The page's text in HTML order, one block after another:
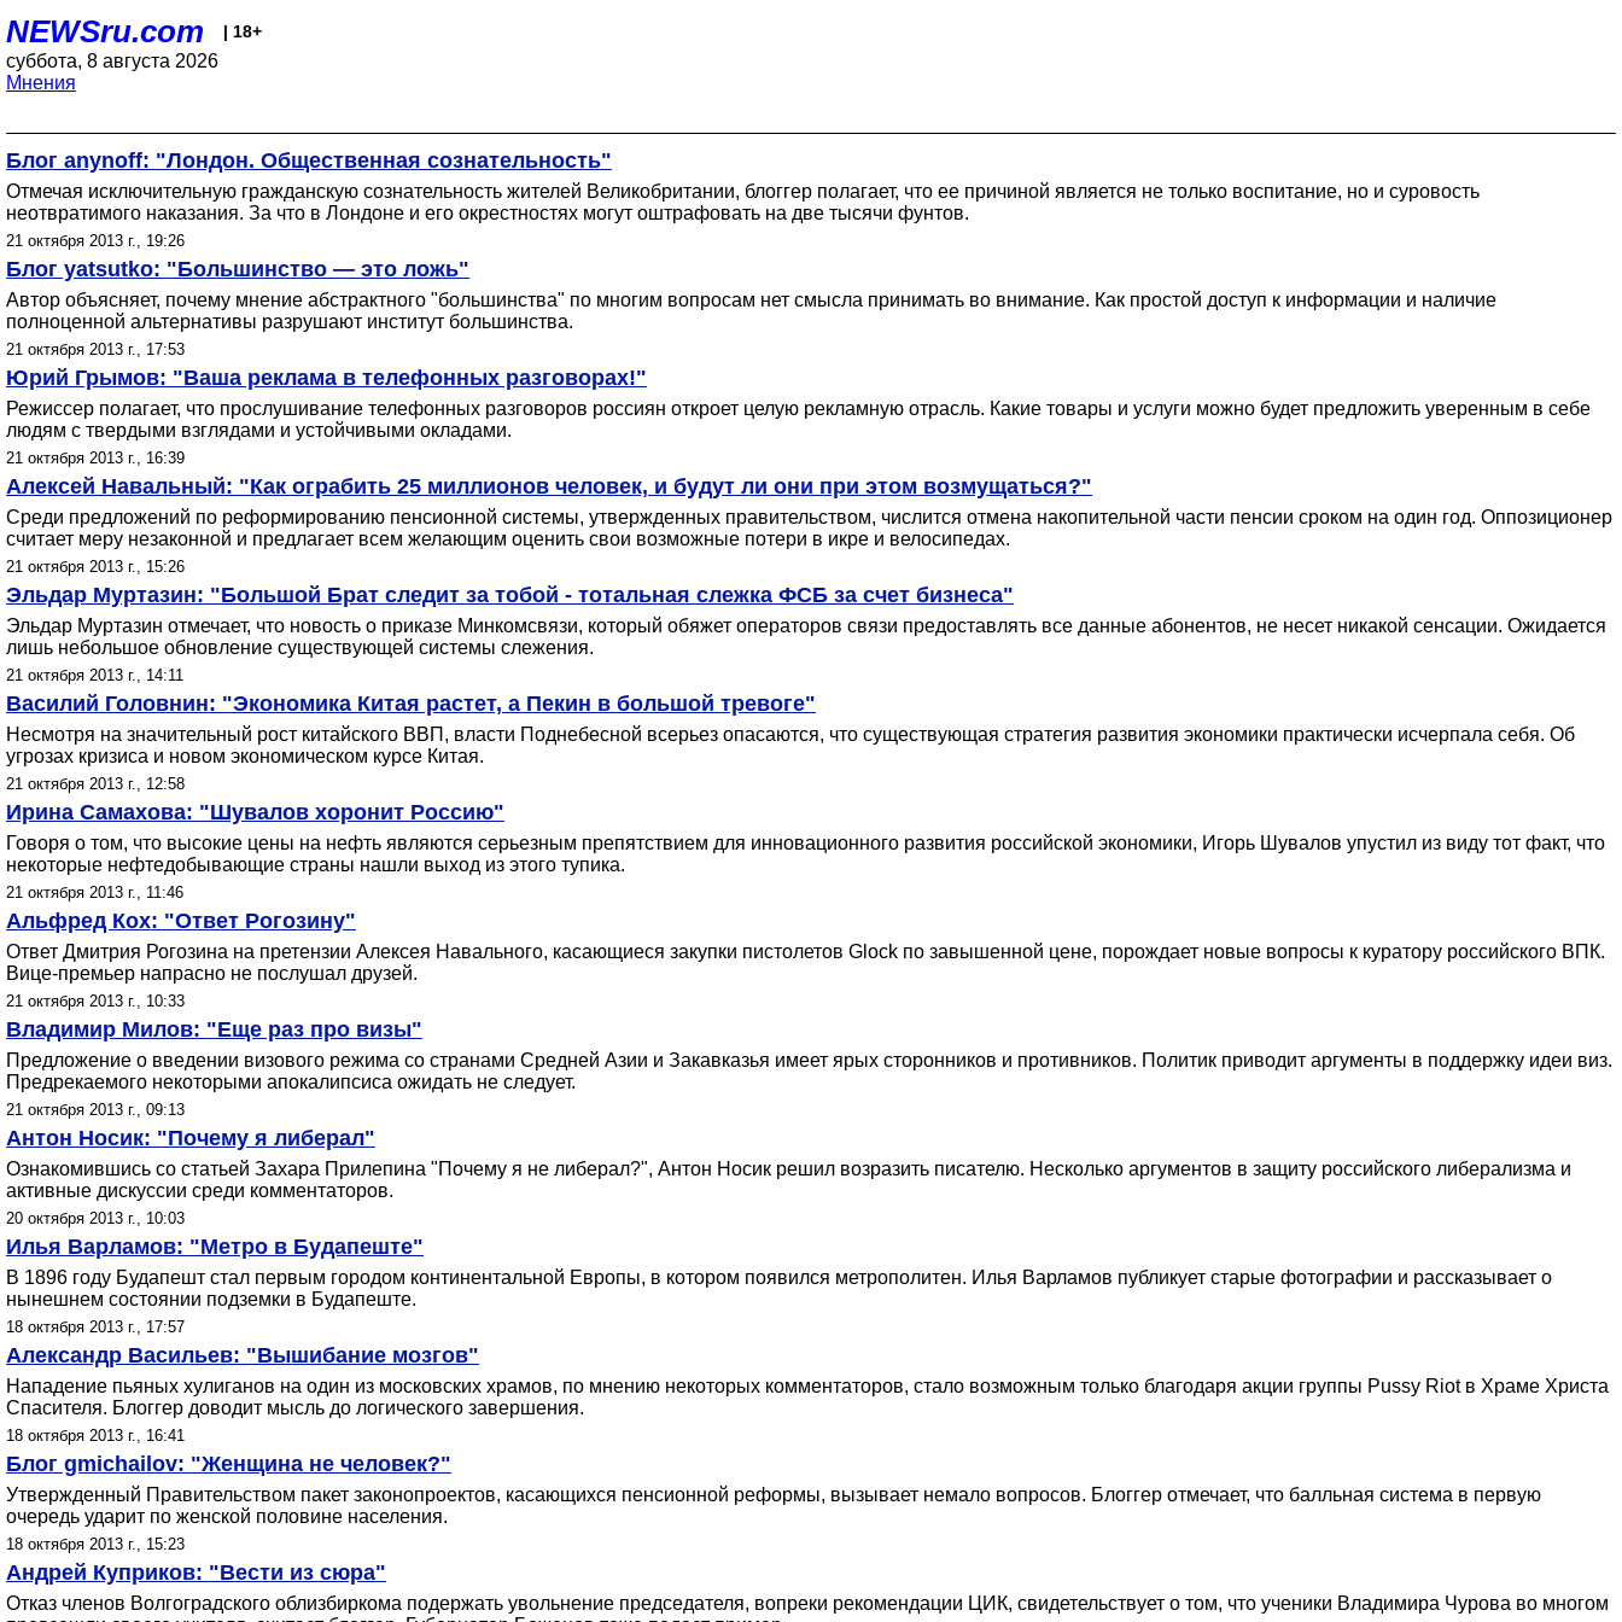
NEWSru.com | 18+
суббота, 8 августа 2026
Мнения
Блог anynoff: "Лондон. Общественная сознательность"
Отмечая исключительную гражданскую сознательность жителей Великобритании, блоггер полагает, что ее причиной является не только воспитание, но и суровость
неотвратимого наказания. За что в Лондоне и его окрестностях могут оштрафовать на две тысячи фунтов.
21 октября 2013 г., 19:26
Блог yatsutko: "Большинство — это ложь"
Автор объясняет, почему мнение абстрактного "большинства" по многим вопросам нет смысла принимать во внимание. Как простой доступ к информации и наличие
полноценной альтернативы разрушают институт большинства.
21 октября 2013 г., 17:53
Юрий Грымов: "Ваша реклама в телефонных разговорах!"
Режиссер полагает, что прослушивание телефонных разговоров россиян откроет целую рекламную отрасль. Какие товары и услуги можно будет предложить уверенным в себе
людям с твердыми взглядами и устойчивыми окладами.
21 октября 2013 г., 16:39
Алексей Навальный: "Как ограбить 25 миллионов человек, и будут ли они при этом возмущаться?"
Среди предложений по реформированию пенсионной системы, утвержденных правительством, числится отмена накопительной части пенсии сроком на один год. Оппозиционер
считает меру незаконной и предлагает всем желающим оценить свои возможные потери в икре и велосипедах.
21 октября 2013 г., 15:26
Эльдар Муртазин: "Большой Брат следит за тобой - тотальная слежка ФСБ за счет бизнеса"
Эльдар Муртазин отмечает, что новость о приказе Минкомсвязи, который обяжет операторов связи предоставлять все данные абонентов, не несет никакой сенсации. Ожидается
лишь небольшое обновление существующей системы слежения.
21 октября 2013 г., 14:11
Василий Головнин: "Экономика Китая растет, а Пекин в большой тревоге"
Несмотря на значительный рост китайского ВВП, власти Поднебесной всерьез опасаются, что существующая стратегия развития экономики практически исчерпала себя. Об
угрозах кризиса и новом экономическом курсе Китая.
21 октября 2013 г., 12:58
Ирина Самахова: "Шувалов хоронит Россию"
Говоря о том, что высокие цены на нефть являются серьезным препятствием для инновационного развития российской экономики, Игорь Шувалов упустил из виду тот факт, что
некоторые нефтедобывающие страны нашли выход из этого тупика.
21 октября 2013 г., 11:46
Альфред Кох: "Ответ Рогозину"
Ответ Дмитрия Рогозина на претензии Алексея Навального, касающиеся закупки пистолетов Glock по завышенной цене, порождает новые вопросы к куратору российского ВПК.
Вице-премьер напрасно не послушал друзей.
21 октября 2013 г., 10:33
Владимир Милов: "Еще раз про визы"
Предложение о введении визового режима со странами Средней Азии и Закавказья имеет ярых сторонников и противников. Политик приводит аргументы в поддержку идеи виз.
Предрекаемого некоторыми апокалипсиса ожидать не следует.
21 октября 2013 г., 09:13
Антон Носик: "Почему я либерал"
Ознакомившись со статьей Захара Прилепина "Почему я не либерал?", Антон Носик решил возразить писателю. Несколько аргументов в защиту российского либерализма и
активные дискуссии среди комментаторов.
20 октября 2013 г., 10:03
Илья Варламов: "Метро в Будапеште"
В 1896 году Будапешт стал первым городом континентальной Европы, в котором появился метрополитен. Илья Варламов публикует старые фотографии и рассказывает о
нынешнем состоянии подземки в Будапеште.
18 октября 2013 г., 17:57
Александр Васильев: "Вышибание мозгов"
Нападение пьяных хулиганов на один из московских храмов, по мнению некоторых комментаторов, стало возможным только благодаря акции группы Pussy Riot в Храме Христа
Спасителя. Блоггер доводит мысль до логического завершения.
18 октября 2013 г., 16:41
Блог gmichailov: "Женщина не человек?"
Утвержденный Правительством пакет законопроектов, касающихся пенсионной реформы, вызывает немало вопросов. Блоггер отмечает, что балльная система в первую
очередь ударит по женской половине населения.
18 октября 2013 г., 15:23
Андрей Куприков: "Вести из сюра"
Отказ членов Волгоградского облизбиркома подержать увольнение председателя, вопреки рекомендации ЦИК, свидетельствует о том, что ученики Владимира Чурова во многом